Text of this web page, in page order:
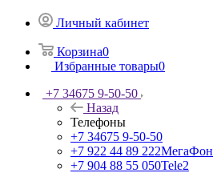
Личный кабинет
Корзина0
Избранные товары0
+7 34675 9-50-50
Назад
Телефоны
+7 34675 9-50-50
+7 922 44 89 222МегаФон
+7 904 88 55 050Tele2